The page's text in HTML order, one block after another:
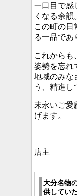
一口目で感
くなる余韻。
この町の日
る一品であ
これからも
姿勢を忘れ
地域のみな
う、精進し
末永いご愛
げます。
店主
大分名物
供してい